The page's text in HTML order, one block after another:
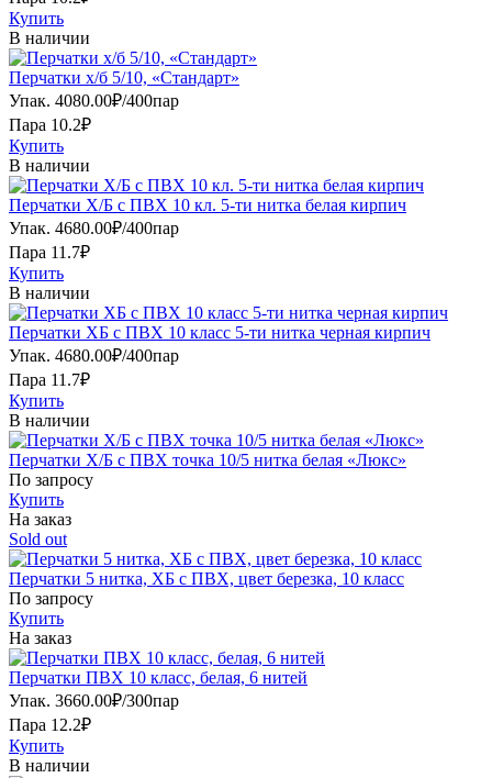
Купить
В наличии
Перчатки х/б 5/10, «Стандарт»
Упак. 4080.00₽/400пар
Пара 10.2₽
Купить
В наличии
Перчатки Х/Б с ПВХ 10 кл. 5-ти нитка белая кирпич
Упак. 4680.00₽/400пар
Пара 11.7₽
Купить
В наличии
Перчатки ХБ с ПВХ 10 класс 5-ти нитка черная кирпич
Упак. 4680.00₽/400пар
Пара 11.7₽
Купить
В наличии
Перчатки Х/Б с ПВХ точка 10/5 нитка белая «Люкс»
По запросу
Купить
На заказ
Sold out
Перчатки 5 нитка, ХБ с ПВХ, цвет березка, 10 класс
По запросу
Купить
На заказ
Перчатки ПВХ 10 класс, белая, 6 нитей
Упак. 3660.00₽/300пар
Пара 12.2₽
Купить
В наличии